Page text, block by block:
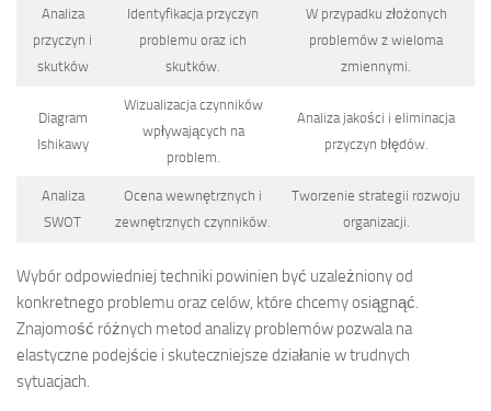
Analiza
przyczyn i
skutków
Identyfikacja przyczyn
problemu oraz ich
skutków.
W przypadku złożonych
problemów z wieloma
zmiennymi.
Diagram
Ishikawy
Wizualizacja czynników
wpływających na
problem.
Analiza jakości i eliminacja
przyczyn błędów.
Analiza
SWOT
Ocena wewnętrznych i
zewnętrznych czynników.
Tworzenie strategii rozwoju
organizacji.
Wybór odpowiedniej techniki powinien być uzależniony od
konkretnego problemu oraz celów, które chcemy osiągnąć.
Znajomość różnych metod analizy problemów pozwala na
elastyczne podejście i skuteczniejsze działanie w trudnych
sytuacjach.